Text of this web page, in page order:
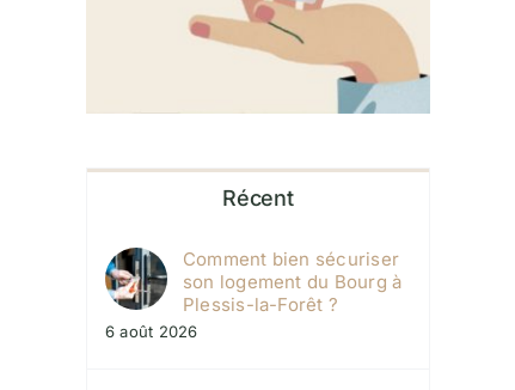
Récent
Comment bien sécuriser
son logement du Bourg à
Plessis-la-Forêt ?
6 août 2026